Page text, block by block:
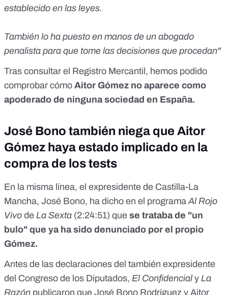
establecido en las leyes.
También lo ha puesto en manos de un abogado
penalista para que tome las decisiones que procedan"
Tras consultar el Registro Mercantil, hemos podido
comprobar cómo Aitor Gómez no aparece como
apoderado de ninguna sociedad en España.
José Bono también niega que Aitor
Gómez haya estado implicado en la
compra de los tests
En la misma línea, el expresidente de Castilla-La
Mancha, José Bono, ha dicho en el programaAl Rojo
Vivo de La Sexta (2:24:51) que se trataba de "un
bulo" que ya ha sido denunciado por el propio
Gómez.
Antes de las declaraciones del también expresidente
del Congreso de los Diputados, El Confidencialy La
Razón publicaron que José Bono Rodríguez y Aitor